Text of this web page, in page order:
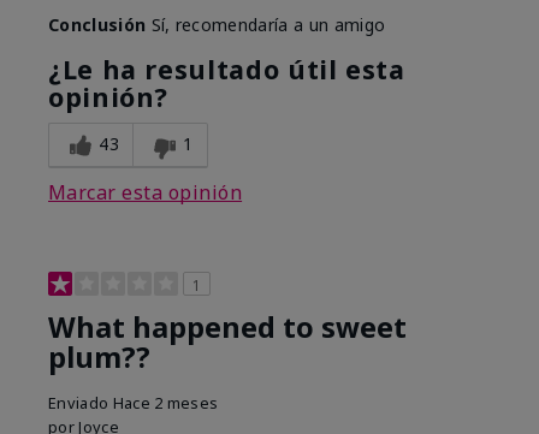
Conclusión Sí, recomendaría a un amigo
¿Le ha resultado útil esta
opinión?
43 1
Marcar esta opinión
1
What happened to sweet
plum??
Enviado Hace 2 meses
por Joyce